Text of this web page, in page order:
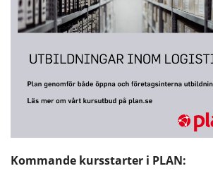
Kommande kursstarter i PLAN: